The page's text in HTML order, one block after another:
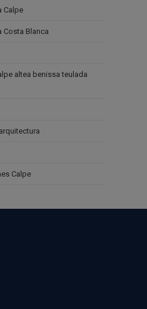
Calpe
Costa Blanca
altea benissa teulada
Calpe